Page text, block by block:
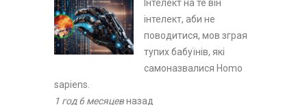
Інтелект на те він
інтелект, аби не
поводитися, мов зграя
тупих бабуїнів, які
самоназвалися Homo
sapiens.
1 год 6 месяцевназад